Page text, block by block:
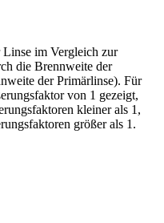
Linse im Vergleich zur
die Brennweite der
der Primärlinse). Für
von 1 gezeigt,
kleiner als 1,
größer als 1.